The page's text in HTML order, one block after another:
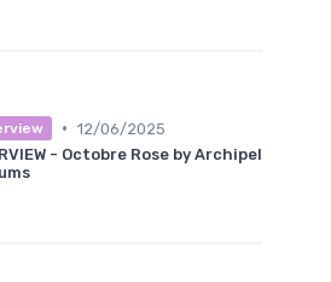
• 12/06/2025
- Octobre Rose by Archipel